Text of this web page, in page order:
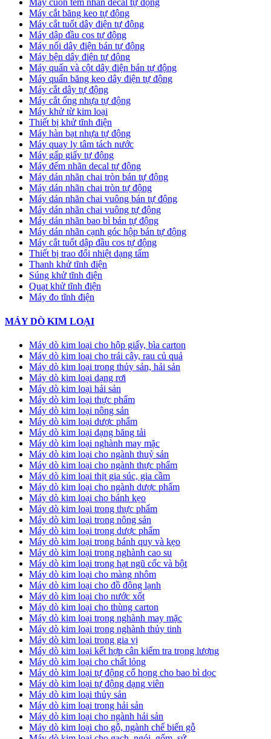
Máy cuốn tem nhãn decal tự động
Máy cắt băng keo tự động
Máy cắt tuốt dây điện tự động
Máy dập đầu cos tự động
Máy nối dây điện bán tự động
Máy bện dây điện tự động
Máy quấn và cột dây điện bán tự động
Máy quấn băng keo dây điện tự động
Máy cắt dây tự động
Máy cắt ống nhựa tự động
Máy khử từ kim loại
Thiết bị khử tĩnh điện
Máy hàn bạt nhựa tự động
Máy quay ly tâm tách nước
Máy gấp giấy tự động
Máy đếm nhãn decal tự động
Máy dán nhãn chai tròn bán tự động
Máy dán nhãn chai tròn tự động
Máy dán nhãn chai vuông bán tự động
Máy dán nhãn chai vuông tự động
Máy dán nhãn bao bì bán tự động
Máy dán nhãn cạnh góc hộp bán tự động
Máy cắt tuốt dập đầu cos tự động
Thiết bị trao đổi nhiệt dạng tấm
Thanh khử tĩnh điện
Súng khử tĩnh điện
Quạt khử tĩnh điện
Máy đo tĩnh điện
MÁY DÒ KIM LOẠI
Máy dò kim loại cho hộp giấy, bìa carton
Máy dò kim loại cho trái cây, rau củ quả
Máy dò kim loại trong thủy sản, hải sản
Máy dò kim loại dạng rơi
Máy dò kim loại hải sản
Máy dò kim loại thực phẩm
Máy dò kim loại nông sản
Máy dò kim loại dược phẩm
Máy dò kim loại dạng băng tải
Máy dò kim loại nghành may mặc
Máy dò kim loại cho ngành thuỷ sản
Máy dò kim loại cho ngành thực phẩm
Máy dò kim loại thịt gia súc, gia cầm
Máy dò kim loại cho ngành dược phẩm
Máy dò kim loại cho bánh kẹo
Máy dò kim loại trong thực phẩm
Máy dò kim loại trong nông sản
Máy dò kim loại trong dược phẩm
Máy dò kim loại trong bánh quy và kẹo
Máy dò kim loại trong nghành cao su
Máy dò kim loại trong hạt ngũ cốc và bột
Máy dò kim loại cho màng nhôm
Máy dò kim loại cho đồ đông lạnh
Máy dò kim loại cho nước xốt
Máy dò kim loại cho thùng carton
Máy dò kim loại trong nghành may mặc
Máy dò kim loại trong nghành thủy tinh
Máy dò kim loại trong gia vị
Máy dò kim loại kết hợp cân kiểm tra trọng lượng
Máy dò kim loại cho chất lỏng
Máy dò kim loại tự động cổ họng cho bao bì dọc
Máy dò kim loại tự động dạng viên
Máy dò kim loại thủy sản
Máy dò kim loại trong hải sản
Máy dò kim loại cho ngành hải sản
Máy dò kim loại cho gỗ, ngành chế biến gỗ